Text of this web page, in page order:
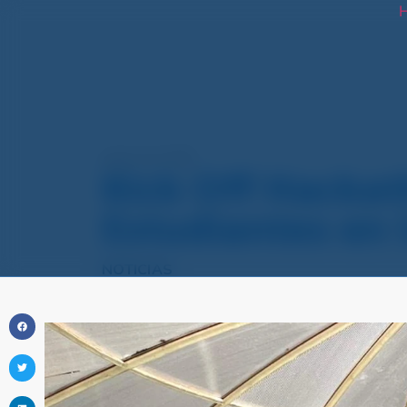
Kick Off